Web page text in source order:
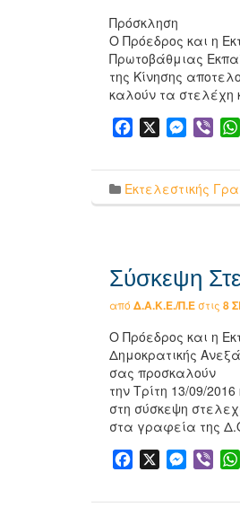
Πρόσκληση
Ο Πρόεδρος και η
Πρωτοβάθμιας
της Κίνησης
καλούν τα στελέχη
Facebook Viber
Εκτελεστικής
Σύσκεψη
από Δ.Α.Κ.Ε./Π.Εστις 8
Ο Πρόεδρος και η
Δημοκρατικής
σας προσκαλούν
την Τρίτη 13/09/
στη σύσκεψη
στα γραφεία της
Facebook Viber